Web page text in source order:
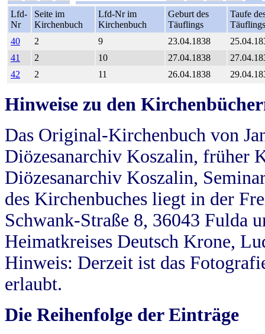
Lfd-
Nr
Seite im
Kirchenbuch
Lfd-Nr im
Kirchenbuch
Geburt des
Täuflings
Taufe
Täuflings
40
2 9 23.04.1838
41
2 10 27.04.1838
42
2 11 26.04.1838
Hinweise zu den
Das Original-Kirchenbuch von
Diözesanarchiv Koszalin, früher
Diözesanarchiv Koszalin,
des Kirchenbuches liegt in der
Schwank-Straße 8, 36043 Fulda
Heimatkreises Deutsch Krone,
Hinweis: Derzeit ist das
erlaubt.
Die Reihenfolge der Einträge